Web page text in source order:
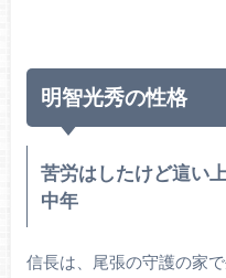
明智光秀の性格
苦労はしたけど這い
中年
信長は、尾張の守護の家